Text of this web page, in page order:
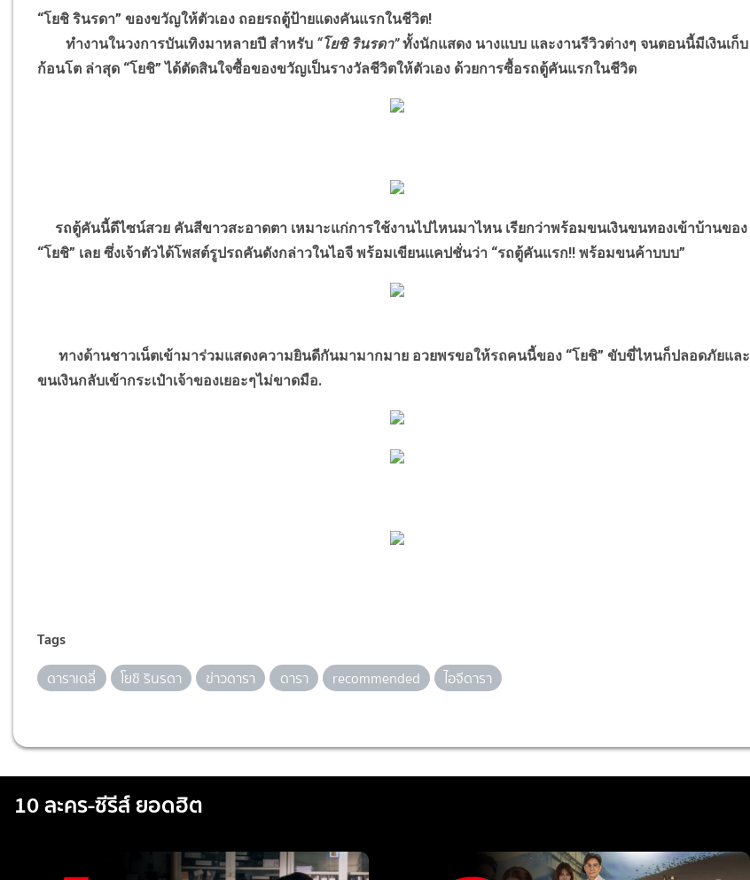
“โยชิ รินรดา” ของขวัญให้ตัวเอง ถอยรถตู้ป้ายแดงคันแรกในชีวิต!
ทำงานในวงการบันเทิงมาหลายปี สำหรับ “โยชิ รินรดา”ทั้งนักแสดง นางแบบ และงานรีวิวต่างๆ จนตอนนี้มีเงินเก็บ
ก้อนโต ล่าสุด “โยชิ” ได้ตัดสินใจซื้อของขวัญเป็นรางวัลชีวิตให้ตัวเอง ด้วยการซื้อรถตู้คันแรกในชีวิต
รถตู้คันนี้ดีไซน์สวย คันสีขาวสะอาดตา เหมาะแก่การใช้งานไปไหนมาไหน เรียกว่าพร้อมขนเงินขนทองเข้าบ้านของ
“โยชิ” เลย ซึ่งเจ้าตัวได้โพสต์รูปรถคันดังกล่าวในไอจี พร้อมเขียนแคปชั่นว่า “รถตู้คันแรก!! พร้อมขนค้าบบบ”
ทางด้านชาวเน็ตเข้ามาร่วมแสดงความยินดีกันมามากมาย อวยพรขอให้รถคนนี้ของ “โยชิ” ขับขี่ไหนก็ปลอดภัยและ
ขนเงินกลับเข้ากระเป๋าเจ้าของเยอะๆไม่ขาดมือ.
Tags
ดาราเดลี่ โยชิ รินรดา ข่าวดารา ดารา recommended ไอจีดารา
10 ละคร-ซีรีส์ ยอดฮิต